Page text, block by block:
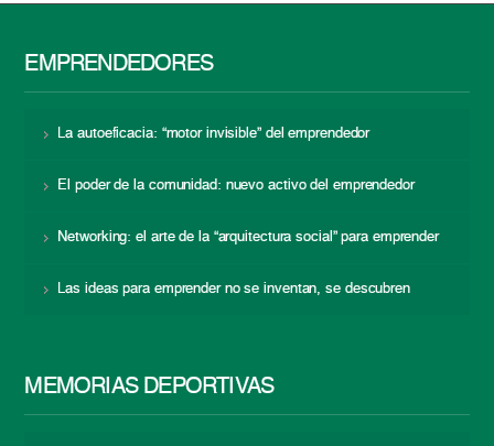
EMPRENDEDORES
La autoeficacia: “motor invisible” del emprendedor
El poder de la comunidad: nuevo activo del emprendedor
Networking: el arte de la “arquitectura social” para emprender
Las ideas para emprender no se inventan, se descubren
MEMORIAS DEPORTIVAS